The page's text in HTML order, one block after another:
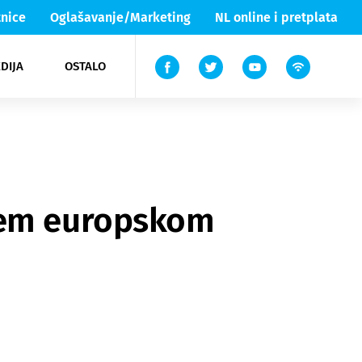
Oglašavanje/Marketing NL online i pretplata
OSTALO
Lika & Senj
TV
europskom